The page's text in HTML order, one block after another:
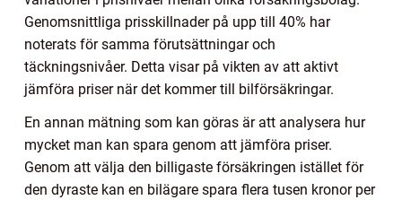
Genomsnittliga prisskillnader på upp till 40% har
noterats för samma förutsättningar och
täckningsnivåer. Detta visar på vikten av att aktivt
jämföra priser när det kommer till bilförsäkringar.
En annan mätning som kan göras är att analysera hur
mycket man kan spara genom att jämföra priser.
Genom att välja den billigaste försäkringen istället för
den dyraste kan en bilägare spara flera tusen kronor per